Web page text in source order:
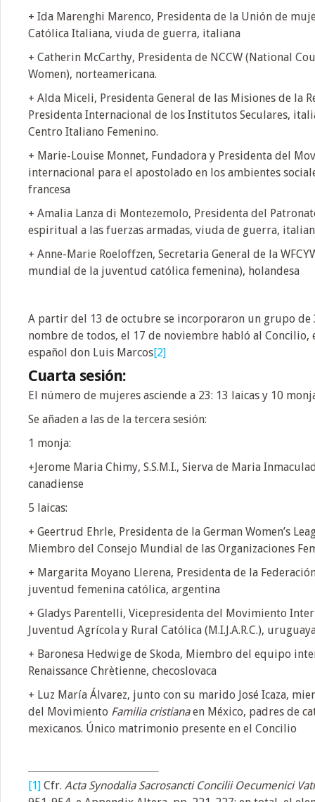
+ Ida Marenghi Marenco, Presidenta de la Unión de
Católica Italiana, viuda de guerra, italiana
+ Catherin McCarthy, Presidenta de NCCW (National
Women), norteamericana.
+ Alda Miceli, Presidenta General de las Misiones de la
Presidenta Internacional de los Institutos Seculares,
Centro Italiano Femenino.
+ Marie-Louise Monnet, Fundadora y Presidenta del
internacional para el apostolado en los ambientes
francesa
+ Amalia Lanza di Montezemolo, Presidenta del
espiritual a las fuerzas armadas, viuda de guerra,
+ Anne-Marie Roeloffzen, Secretaria General de la
mundial de la juventud católica femenina), holandesa
A partir del 13 de octubre se incorporaron un grupo de
nombre de todos, el 17 de noviembre habló al Concilio,
español don Luis Marcos[2]
Cuarta sesión:
El número de mujeres asciende a 23: 13 laicas y 10
Se añaden a las de la tercera sesión:
1 monja:
+Jerome Maria Chimy, S.S.M.I., Sierva de Maria
canadiense
5 laicas:
+ Geertrud Ehrle, Presidenta de la German Women’s
Miembro del Consejo Mundial de las Organizaciones
+ Margarita Moyano Llerena, Presidenta de la
juventud femenina católica, argentina
+ Gladys Parentelli, Vicepresidenta del Movimiento
Juventud Agrícola y Rural Católica (M.I.J.A.R.C.),
+ Baronesa Hedwige de Skoda, Miembro del equipo
Renaissance Chrètienne, checoslovaca
+ Luz María Álvarez, junto con su marido José Icaza,
del Movimiento Familia cristianaen México, padres de
mexicanos. Único matrimonio presente en el Concilio
[1] Cfr. Acta Synodalia Sacrosancti Concilii Oecumenici